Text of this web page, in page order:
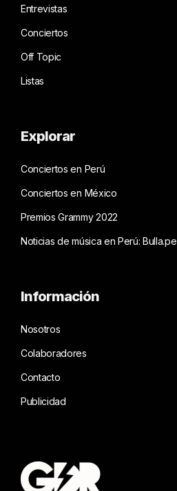
Entrevistas
Conciertos
Off Topic
Listas
Explorar
Conciertos en Perú
Conciertos en México
Premios Grammy 2022
Noticias de música en Perú: Bulla.pe
Información
Nosotros
Colaboradores
Contacto
Publicidad